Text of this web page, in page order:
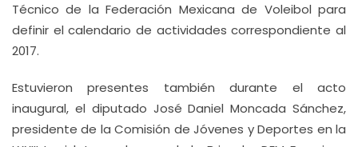
Técnico de la Federación Mexicana de Voleibol para
definir el calendario de actividades correspondiente al
2017.
Estuvieron presentes también durante el acto
inaugural, el diputado José Daniel Moncada Sánchez,
presidente de la Comisión de Jóvenes y Deportes en la